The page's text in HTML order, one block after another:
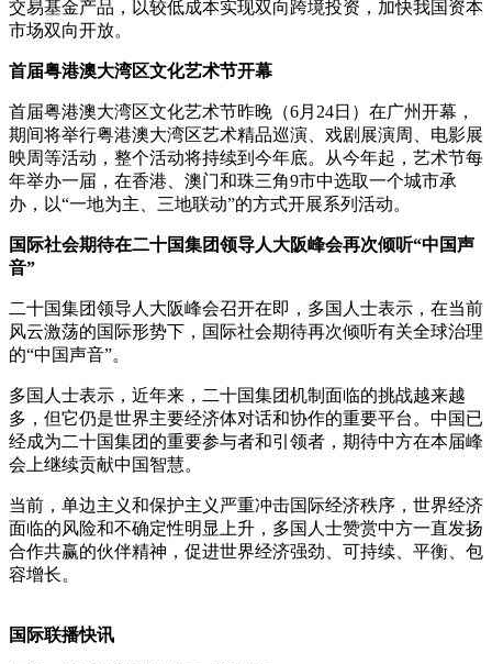
交易基金产品，以较低成本实现双向跨境投资，加快我国资本
市场双向开放。
首届粤港澳大湾区文化艺术节开幕
首届粤港澳大湾区文化艺术节昨晚（6月24日）在广州开幕，
期间将举行粤港澳大湾区艺术精品巡演、戏剧展演周、电影展
映周等活动，整个活动将持续到今年底。从今年起，艺术节每
年举办一届，在香港、澳门和珠三角9市中选取一个城市承
办，以“一地为主、三地联动”的方式开展系列活动。
国际社会期待在二十国集团领导人大阪峰会再次倾听“中国声
音”
二十国集团领导人大阪峰会召开在即，多国人士表示，在当前
风云激荡的国际形势下，国际社会期待再次倾听有关全球治理
的“中国声音”。
多国人士表示，近年来，二十国集团机制面临的挑战越来越
多，但它仍是世界主要经济体对话和协作的重要平台。中国已
经成为二十国集团的重要参与者和引领者，期待中方在本届峰
会上继续贡献中国智慧。
当前，单边主义和保护主义严重冲击国际经济秩序，世界经济
面临的风险和不确定性明显上升，多国人士赞赏中方一直发扬
合作共赢的伙伴精神，促进世界经济强劲、可持续、平衡、包
容增长。
国际联播快讯